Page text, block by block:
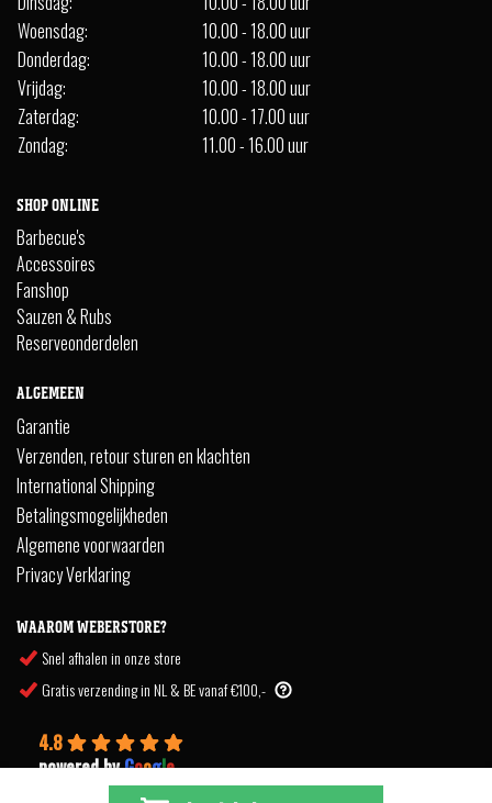
Woensdag:
10.00 - 18.00 uur
Donderdag:
10.00 - 18.00 uur
Vrijdag:
10.00 - 18.00 uur
Zaterdag:
10.00 - 17.00 uur
Zondag:
11.00 - 16.00 uur
SHOP ONLINE
Barbecue's
Accessoires
Fanshop
Sauzen & Rubs
Reserveonderdelen
ALGEMEEN
Garantie
Verzenden, retour sturen en klachten
International Shipping
Betalingsmogelijkheden
Algemene voorwaarden
Privacy Verklaring
WAAROM WEBERSTORE?
Snel afhalen in onze store
Gratis verzending in NL & BE vanaf €100,-
4.8
powered byGoogle